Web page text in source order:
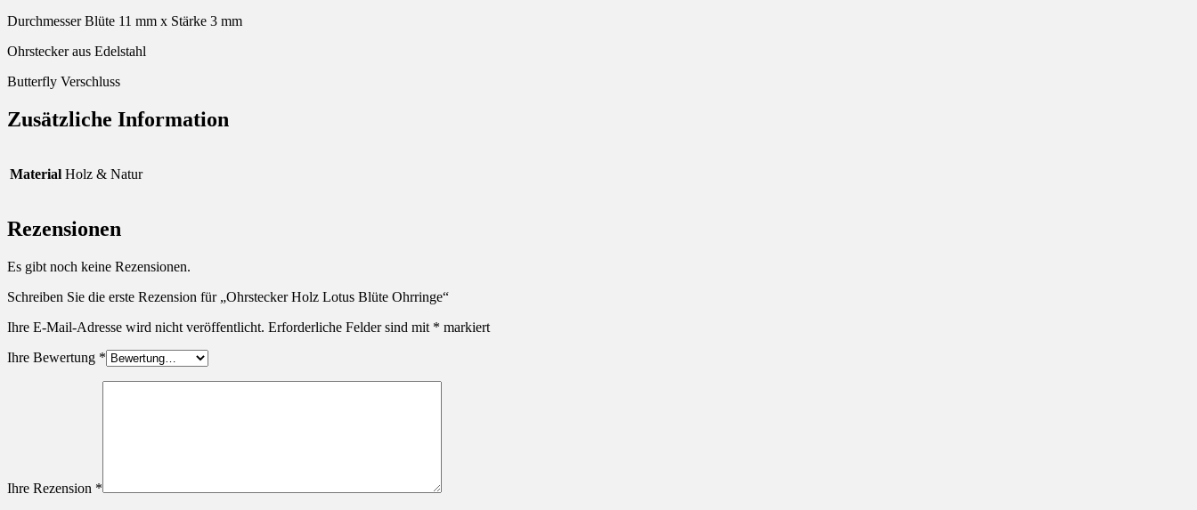
Durchmesser Blüte 11 mm x Stärke 3 mm
Ohrstecker aus Edelstahl
Butterfly Verschluss
Zusätzliche Information
Material Holz & Natur
Rezensionen
Es gibt noch keine Rezensionen.
Schreiben Sie die erste Rezension für „Ohrstecker Holz Lotus Blüte Ohrringe“
Ihre E-Mail-Adresse wird nicht veröffentlicht. Erforderliche Felder sind mit * markiert
Ihre Bewertung *
Ihre Rezension *